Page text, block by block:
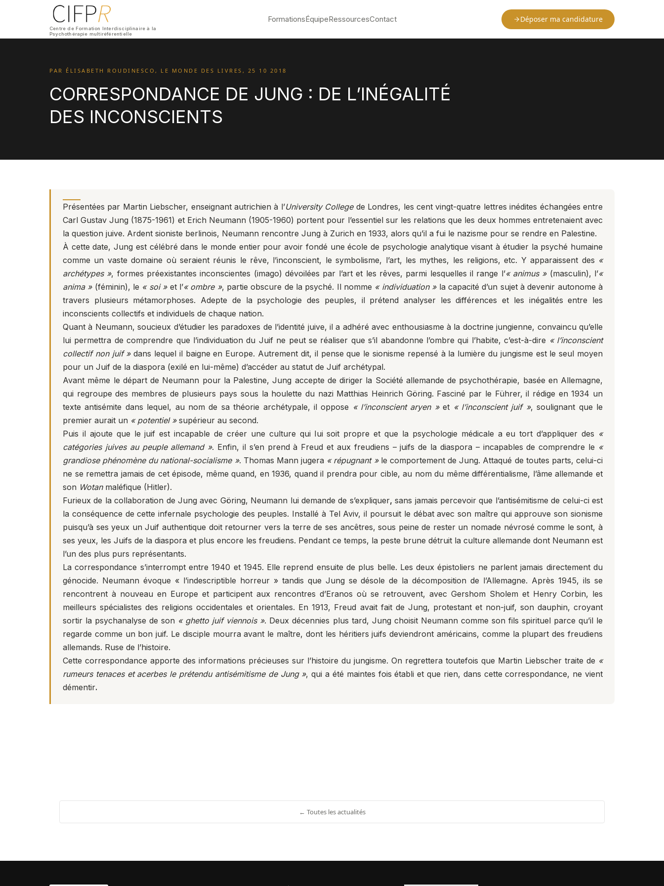
Centre de Formation Interdisciplinaire à la
Psychothérapie multiréférentielle
FormationsÉquipeRessourcesContact Déposer ma candidature
PAR ÉLISABETH ROUDINESCO, LE MONDE DES LIVRES, 25 10 2018
CORRESPONDANCE DE JUNG : DE L’INÉGALITÉ
DES INCONSCIENTS
Présentées par Martin Liebscher, enseignant autrichien à l’University Collegede Londres, les cent vingt-quatre lettres inédites échangées entre
Carl Gustav Jung (1875-1961) et Erich Neumann (1905-1960) portent pour l’essentiel sur les relations que les deux hommes entretenaient avec
la question juive. Ardent sioniste berlinois, Neumann rencontre Jung à Zurich en 1933, alors qu’il a fui le nazisme pour se rendre en Palestine.
À cette date, Jung est célébré dans le monde entier pour avoir fondé une école de psychologie analytique visant à étudier la psyché humaine
comme un vaste domaine où seraient réunis le rêve, l’inconscient, le symbolisme, l’art, les mythes, les religions, etc. Y apparaissent des «
archétypes », formes préexistantes inconscientes (imago) dévoilées par l’art et les rêves, parmi lesquelles il range l’« animus »(masculin), l’«
anima »(féminin), le « soi »et l’« ombre », partie obscure de la psyché. Il nomme « individuation »la capacité d’un sujet à devenir autonome à
travers plusieurs métamorphoses. Adepte de la psychologie des peuples, il prétend analyser les différences et les inégalités entre les
inconscients collectifs et individuels de chaque nation.
Quant à Neumann, soucieux d’étudier les paradoxes de l’identité juive, il a adhéré avec enthousiasme à la doctrine jungienne, convaincu qu’elle
lui permettra de comprendre que l’individuation du Juif ne peut se réaliser que s’il abandonne l’ombre qui l’habite, c’est-à-dire « l’inconscient
collectif non juif »dans lequel il baigne en Europe. Autrement dit, il pense que le sionisme repensé à la lumière du jungisme est le seul moyen
pour un Juif de la diaspora (exilé en lui-même) d’accéder au statut de Juif archétypal.
Avant même le départ de Neumann pour la Palestine, Jung accepte de diriger la Société allemande de psychothérapie, basée en Allemagne,
qui regroupe des membres de plusieurs pays sous la houlette du nazi Matthias Heinrich Göring. Fasciné par le Führer, il rédige en 1934 un
texte antisémite dans lequel, au nom de sa théorie archétypale, il oppose « l’inconscient aryen »et « l’inconscient juif », soulignant que le
premier aurait un « potentiel »supérieur au second.
Puis il ajoute que le juif est incapable de créer une culture qui lui soit propre et que la psychologie médicale a eu tort d’appliquer des «
catégories juives au peuple allemand ». Enfin, il s’en prend à Freud et aux freudiens – juifs de la diaspora – incapables de comprendre le «
grandiose phénomène du national-socialisme ». Thomas Mann jugera « répugnant »le comportement de Jung. Attaqué de toutes parts, celui-ci
ne se remettra jamais de cet épisode, même quand, en 1936, quand il prendra pour cible, au nom du même différentialisme, l’âme allemande et
son Wotanmaléfique (Hitler).
Furieux de la collaboration de Jung avec Göring, Neumann lui demande de s’expliquer, sans jamais percevoir que l’antisémitisme de celui-ci est
la conséquence de cette infernale psychologie des peuples. Installé à Tel Aviv, il poursuit le débat avec son maître qui approuve son sionisme
puisqu’à ses yeux un Juif authentique doit retourner vers la terre de ses ancêtres, sous peine de rester un nomade névrosé comme le sont, à
ses yeux, les Juifs de la diaspora et plus encore les freudiens. Pendant ce temps, la peste brune détruit la culture allemande dont Neumann est
l’un des plus purs représentants.
La correspondance s’interrompt entre 1940 et 1945. Elle reprend ensuite de plus belle. Les deux épistoliers ne parlent jamais directement du
génocide. Neumann évoque « l’indescriptible horreur » tandis que Jung se désole de la décomposition de l’Allemagne. Après 1945, ils se
rencontrent à nouveau en Europe et participent aux rencontres d’Eranos où se retrouvent, avec Gershom Sholem et Henry Corbin, les
meilleurs spécialistes des religions occidentales et orientales. En 1913, Freud avait fait de Jung, protestant et non-juif, son dauphin, croyant
sortir la psychanalyse de son « ghetto juif viennois ». Deux décennies plus tard, Jung choisit Neumann comme son fils spirituel parce qu’il le
regarde comme un bon juif. Le disciple mourra avant le maître, dont les héritiers juifs deviendront américains, comme la plupart des freudiens
allemands. Ruse de l’histoire.
Cette correspondance apporte des informations précieuses sur l’histoire du jungisme. On regrettera toutefois que Martin Liebscher traite de «
rumeurs tenaces et acerbes le prétendu antisémitisme de Jung », qui a été maintes fois établi et que rien, dans cette correspondance, ne vient
démentir.
← Toutes les actualités